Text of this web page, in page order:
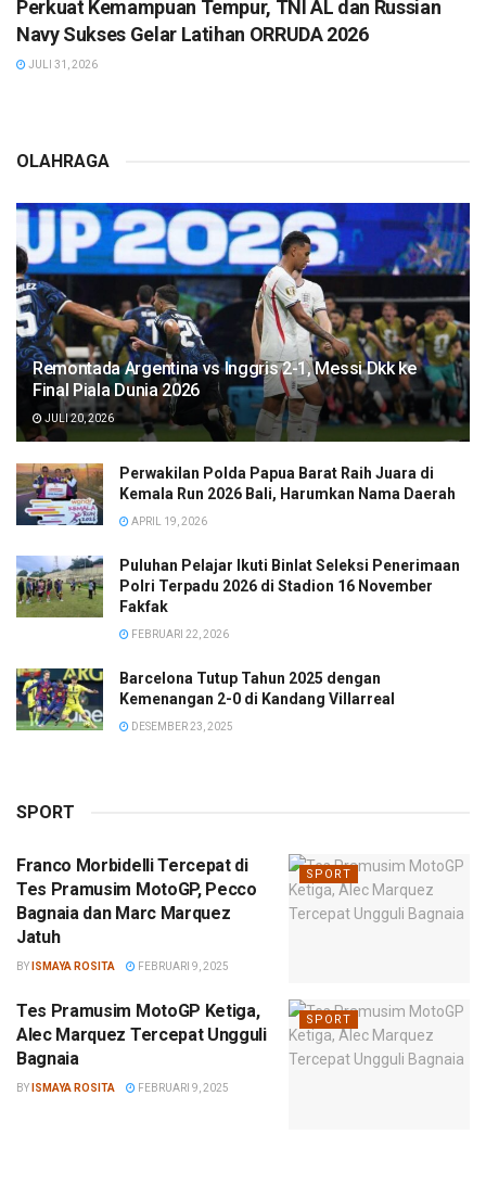
Perkuat Kemampuan Tempur, TNI AL dan Russian
Navy Sukses Gelar Latihan ORRUDA 2026
JULI 31, 2026
OLAHRAGA
Remontada Argentina vs Inggris 2-1, Messi Dkk ke
Final Piala Dunia 2026
JULI 20, 2026
Perwakilan Polda Papua Barat Raih Juara di
Kemala Run 2026 Bali, Harumkan Nama Daerah
APRIL 19, 2026
Puluhan Pelajar Ikuti Binlat Seleksi Penerimaan
Polri Terpadu 2026 di Stadion 16 November
Fakfak
FEBRUARI 22, 2026
Barcelona Tutup Tahun 2025 dengan
Kemenangan 2-0 di Kandang Villarreal
DESEMBER 23, 2025
SPORT
SPORT
Franco Morbidelli Tercepat di
Tes Pramusim MotoGP, Pecco
Bagnaia dan Marc Marquez
Jatuh
BY ISMAYA ROSITA FEBRUARI 9, 2025
SPORT
Tes Pramusim MotoGP Ketiga,
Alec Marquez Tercepat Ungguli
Bagnaia
BY ISMAYA ROSITA FEBRUARI 9, 2025